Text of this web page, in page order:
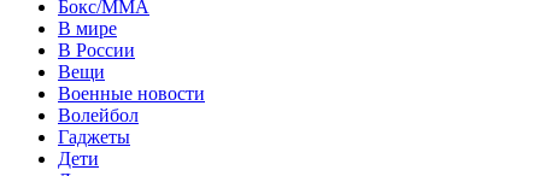
Бокс/MMA
В мире
В России
Вещи
Военные новости
Волейбол
Гаджеты
Дети